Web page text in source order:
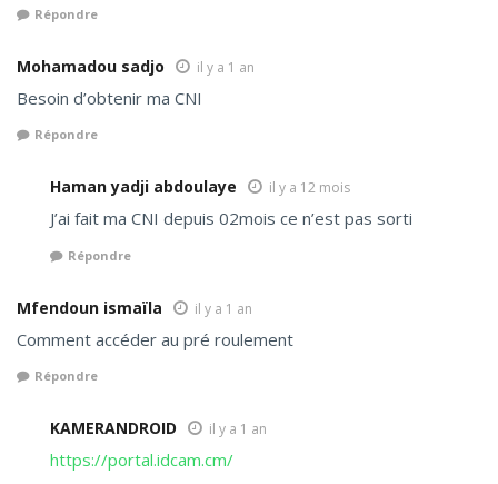
Répondre
Mohamadou sadjo il y a 1 an
Besoin d’obtenir ma CNI
Répondre
Haman yadji abdoulaye il y a 12 mois
J’ai fait ma CNI depuis 02mois ce n’est pas sorti
Répondre
Mfendoun ismaïla il y a 1 an
Comment accéder au pré roulement
Répondre
KAMERANDROID il y a 1 an
https://portal.idcam.cm/